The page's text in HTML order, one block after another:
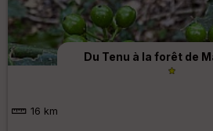
Du Tenu à la forêt de
16 km